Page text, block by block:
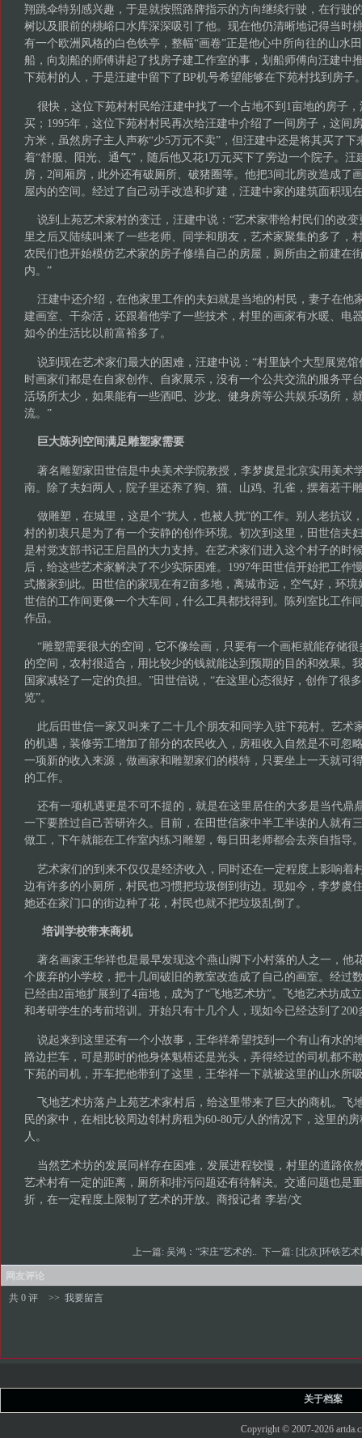
翔跳伞特别感兴趣，于是就按照路牌指示的方向继续行驶，在行驶
树以及眼前的桃峪口水库深深吸引了他。现在他仍清晰地记得当时
有一个欧洲风格的白色铁亭，整幅“画卷”正是他心中所向往的山水
船，向划船的师傅讲起了找房子建工作室的事，划船师傅向汪建中
下苑村的人，于是汪建中留下了BP机号希望能够在下苑村找到房子
很快，这位下苑村村民给汪建中找了一个占地不到1亩地的房子
买；1995年，这位下苑村村民再次给汪建中介绍了一间房子，这间
方米，虽然房子主人声称“少5万元不卖”，但汪建中还是将其买了
着“舒服、阳光、通气”，随后他又花1万元买下了旁边一个院子。汪
房，2间厢房，此外还有破厕所、破猪圈等。他把3间北房改造成了
屋内的空间。经过了自己动手改造和扩建，汪建中家的建筑面积现
说到上苑艺术家村的变迁，汪建中说：“艺术家带给村民们的改
里之后又陆续叫来了一些老师、同学和朋友，艺术家聚集的多了，
农民们也开始模仿艺术家的房子修缮自己的房屋，厕所由之前建在
内。”
汪建中还介绍，在他家里工作的夫妇就是当地的村民，妻子在他
建画室、干杂活，还跟着他学了一些技术，村里的画家有水暖、电
如今的生活比以前富裕多了。
说到现在艺术家们最大的困难，汪建中说：“村里缺个大型展览
时画家们都是在自家创作、自家展示，没有一个公共交流的服务平
活场所太少，如果能有一些酒吧、沙龙、健身房等公共娱乐场所，
流。”
巨大陈列空间满足雕塑家需要
著名雕塑家田世信是中央美术学院教授，李梦虞是北京实用美术
南。除了夫妇两人，院子里还养了狗、猫、山鸡、孔雀，摆着若干
做雕塑，在城里，这是个“扰人，也被人扰”的工作。别人老抗议
村的初衷只是为了有一个安静的创作环境。初次到这里，田世信夫
是村党支部书记王启昌的大力支持。在艺术家们进入这个村子的时
后，给这些艺术家解决了不少实际困难。1997年田世信开始把工作
式搬家到此。田世信的家现在有2亩多地，离城市远，空气好，环
世信的工作间更像一个大车间，什么工具都找得到。陈列室比工作
作品。
“雕塑需要很大的空间，它不像绘画，只要有一个画柜就能存储
的空间，农村很适合，用比较少的钱就能达到预期的目的和效果。
国家减轻了一定的负担。”田世信说，“在这里心态很好，创作了很
览”。
此后田世信一家又叫来了二十几个朋友和同学入驻下苑村。艺术
的机遇，装修劳工增加了部分的农民收入，房租收入自然是不可忽
一项新的收入来源，做画家和雕塑家们的模特，只要坐上一天就可
的工作。
还有一项机遇更是不可不提的，就是在这里居住的大多是当代鼎
一下要胜过自己苦研许久。目前，在田世信家中半工半读的人就有
做工，下午就能在工作室内练习雕塑，每日田老师都会去亲自指导
艺术家们的到来不仅仅是经济收入，同时还在一定程度上影响着
边有许多的小厕所，村民也习惯把垃圾倒到街边。现如今，李梦虞
她还在家门口的街边种了花，村民也就不把垃圾乱倒了。
培训学校带来商机
著名画家王华祥也是最早发现这个燕山脚下小村落的人之一，他
个废弃的小学校，把十几间破旧的教室改造成了自己的画室。经过
已经由2亩地扩展到了4亩地，成为了“飞地艺术坊”。飞地艺术坊成
和考研学生的考前培训。开始只有十几个人，现如今已经达到了200
说起来到这里还有一个小故事，王华祥希望找到一个有山有水的
路边拦车，可是那时的他身体魁梧还是光头，弄得经过的司机都不
下苑的司机，开车把他带到了这里，王华祥一下就被这里的山水所
飞地艺术坊落户上苑艺术家村后，给这里带来了巨大的商机。飞
民的家中，在相比较周边邻村房租为60-80元/人的情况下，这里的
人。
当然艺术坊的发展同样存在困难，发展进程较慢，村里的道路依
艺术村有一定的距离，厕所和排污问题还有待解决。交通问题也是
折，在一定程度上限制了艺术的开放。商报记者 李岩/文
上一篇: 吴鸿：“宋庄”艺术的.. 下一篇: [北京]环铁艺
网友评论
共 0 评
>> 我要留言
关于档案
Copyright © 2007-2026